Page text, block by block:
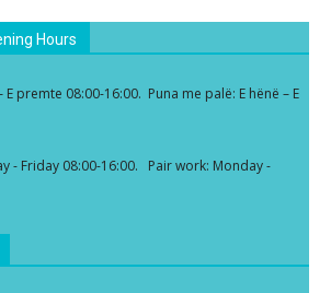
Hours
E premte 08:00-16:00. Puna me palë: E hënë – E
- Friday 08:00-16:00. Pair work: Monday -